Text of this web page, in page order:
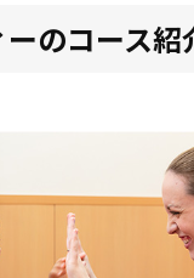
ーのコース